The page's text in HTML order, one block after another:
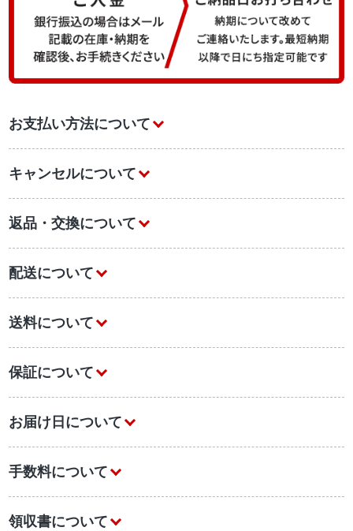
お支払い方法について
キャンセルについて
返品・交換について
配送について
送料について
保証について
お届け日について
手数料について
領収書について